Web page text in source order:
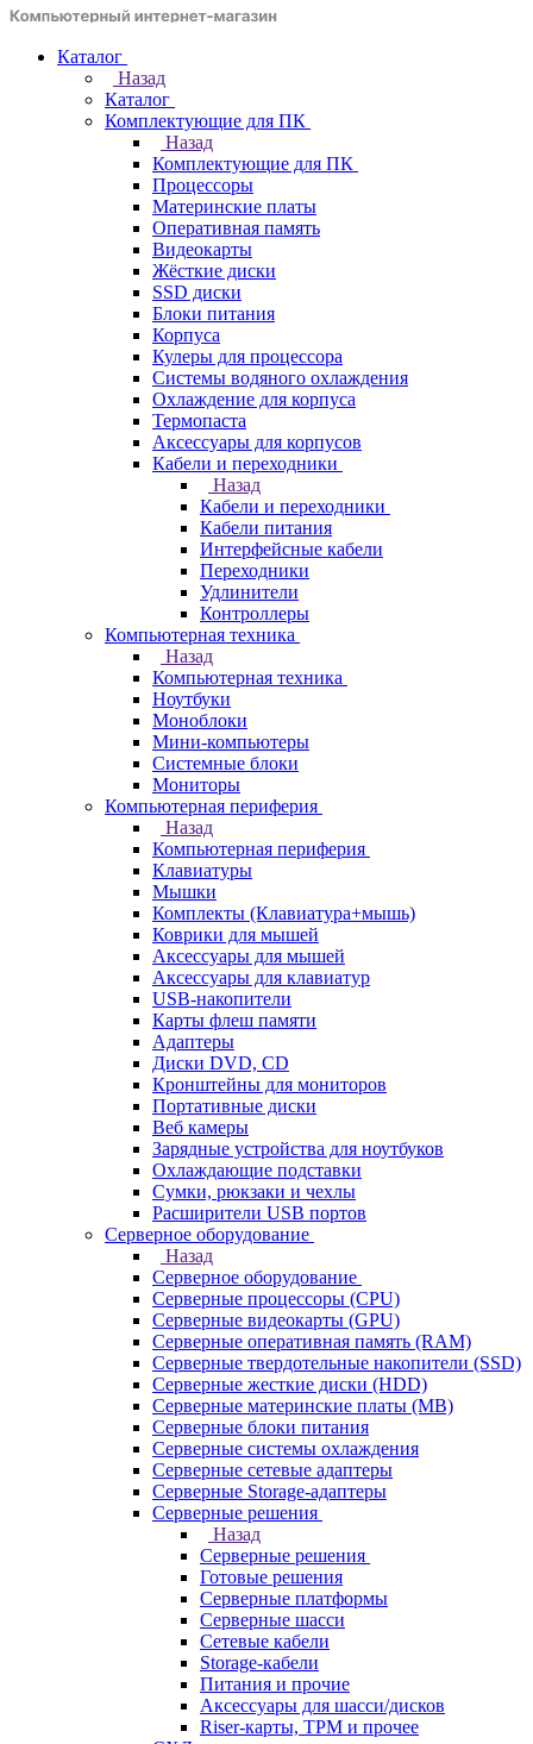
Каталог
Назад
Каталог
Комплектующие для ПК
Назад
Комплектующие для ПК
Процессоры
Материнские платы
Оперативная память
Видеокарты
Жёсткие диски
SSD диски
Блоки питания
Корпуса
Кулеры для процессора
Системы водяного охлаждения
Охлаждение для корпуса
Термопаста
Аксессуары для корпусов
Кабели и переходники
Назад
Кабели и переходники
Кабели питания
Интерфейсные кабели
Переходники
Удлинители
Контроллеры
Компьютерная техника
Назад
Компьютерная техника
Ноутбуки
Моноблоки
Мини-компьютеры
Системные блоки
Мониторы
Компьютерная периферия
Назад
Компьютерная периферия
Клавиатуры
Мышки
Комплекты (Клавиатура+мышь)
Коврики для мышей
Аксессуары для мышей
Аксессуары для клавиатур
USB-накопители
Карты флеш памяти
Адаптеры
Диски DVD, CD
Кронштейны для мониторов
Портативные диски
Веб камеры
Зарядные устройства для ноутбуков
Охлаждающие подставки
Сумки, рюкзаки и чехлы
Расширители USB портов
Серверное оборудование
Назад
Серверное оборудование
Серверные процессоры (CPU)
Серверные видеокарты (GPU)
Серверные оперативная память (RAM)
Серверные твердотельные накопители (SSD)
Серверные жесткие диски (HDD)
Серверные материнские платы (MB)
Серверные блоки питания
Серверные системы охлаждения
Серверные сетевые адаптеры
Серверные Storage-адаптеры
Серверные решения
Назад
Серверные решения
Готовые решения
Серверные платформы
Серверные шасси
Сетевые кабели
Storage-кабели
Питания и прочие
Аксессуары для шасси/дисков
Riser-карты, TPM и прочее